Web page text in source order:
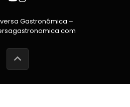
Gastronômica –